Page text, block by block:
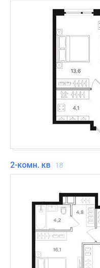
обслуживания
собственная
управляющая
2-комн. кв 18